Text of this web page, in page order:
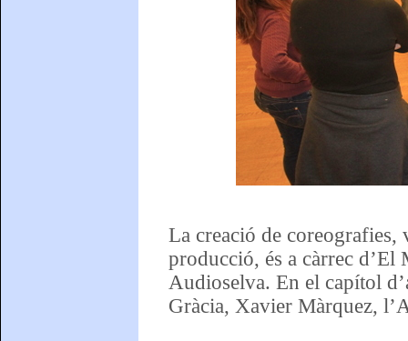
La creació de coreografies,
producció, és a càrrec d’El
Audioselva. En el capítol
Gràcia, Xavier Màrquez,